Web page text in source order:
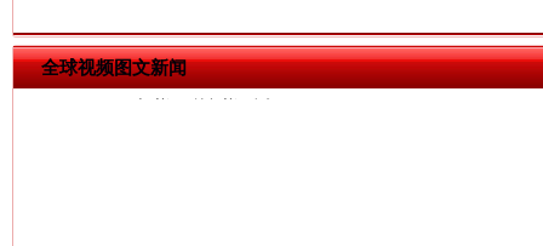
全球视频图文新闻